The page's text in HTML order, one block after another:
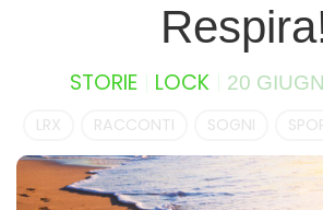
STORIE LOCK 20
LRX RACCONTI SOGNI